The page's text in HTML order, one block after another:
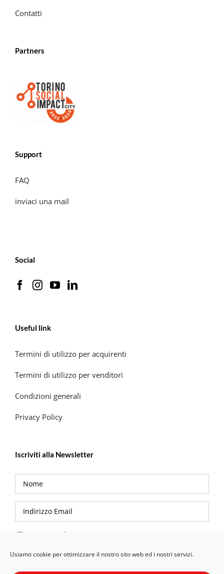
Usiamo cookie per ottimizzare il nostro sito web ed i nostri servizi.
Contatti
Partners
Support
FAQ
inviaci una mail
Social
Useful link
Termini di utilizzo per acquirenti
Termini di utilizzo per venditori
Condizioni generali
Privacy Policy
Iscriviti alla Newsletter
Privacy Policy